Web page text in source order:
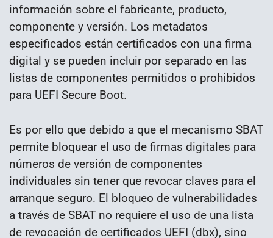
información sobre el fabricante, producto,
componente y versión. Los metadatos
especificados están certificados con una firma
digital y se pueden incluir por separado en las
listas de componentes permitidos o prohibidos
para UEFI Secure Boot.
Es por ello que debido a que el mecanismo SBAT
permite bloquear el uso de firmas digitales para
números de versión de componentes
individuales sin tener que revocar claves para el
arranque seguro. El bloqueo de vulnerabilidades
a través de SBAT no requiere el uso de una lista
de revocación de certificados UEFI (dbx), sino